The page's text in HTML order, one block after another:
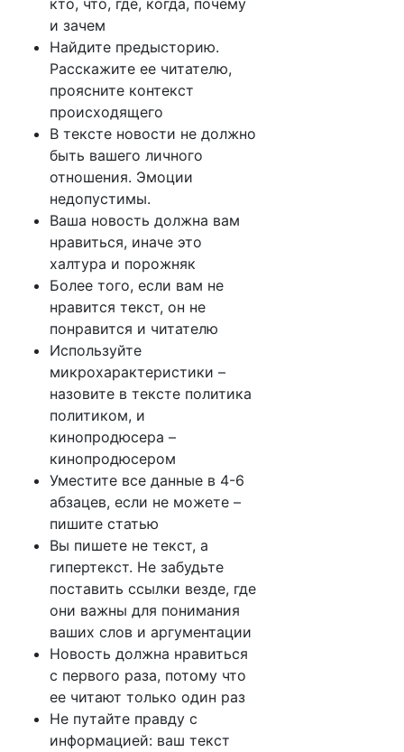
кто, что, где, когда, почему
и зачем
Найдите предысторию.
Расскажите ее читателю,
проясните контекст
происходящего
В тексте новости не должно
быть вашего личного
отношения. Эмоции
недопустимы.
Ваша новость должна вам
нравиться, иначе это
халтура и порожняк
Более того, если вам не
нравится текст, он не
понравится и читателю
Используйте
микрохарактеристики –
назовите в тексте политика
политиком, и
кинопродюсера –
кинопродюсером
Уместите все данные в 4-6
абзацев, если не можете –
пишите статью
Вы пишете не текст, а
гипертекст. Не забудьте
поставить ссылки везде, где
они важны для понимания
ваших слов и аргументации
Новость должна нравиться
с первого раза, потому что
ее читают только один раз
Не путайте правду с
информацией: ваш текст